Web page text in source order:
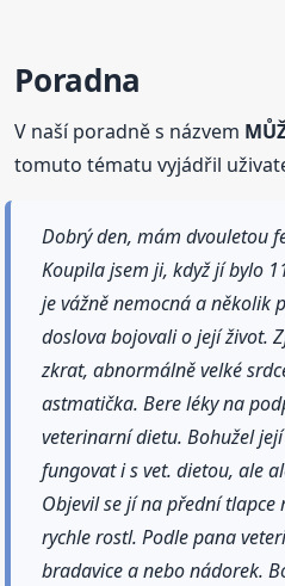
Poradna
V naší poradně s názvem
tomuto tématu vyjádřil
Dobrý den, mám dvouletou
Koupila jsem ji, když jí bylo
je vážně nemocná a několik
doslova bojovali o její život.
zkrat, abnormálně velké
astmatička. Bere léky na
veterinarní dietu. Bohužel
fungovat i s vet. dietou, ale
Objevil se jí na přední
rychle rostl. Podle pana
bradavice a nebo nádorek.